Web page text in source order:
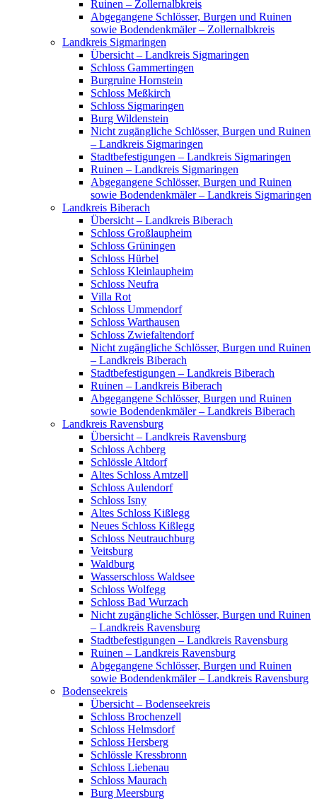
Ruinen – Zollernalbkreis
Abgegangene Schlösser, Burgen und Ruinen
sowie Bodendenkmäler – Zollernalbkreis
Landkreis Sigmaringen
Übersicht – Landkreis Sigmaringen
Schloss Gammertingen
Burgruine Hornstein
Schloss Meßkirch
Schloss Sigmaringen
Burg Wildenstein
Nicht zugängliche Schlösser, Burgen und Ruinen
– Landkreis Sigmaringen
Stadtbefestigungen – Landkreis Sigmaringen
Ruinen – Landkreis Sigmaringen
Abgegangene Schlösser, Burgen und Ruinen
sowie Bodendenkmäler – Landkreis Sigmaringen
Landkreis Biberach
Übersicht – Landkreis Biberach
Schloss Großlaupheim
Schloss Grüningen
Schloss Hürbel
Schloss Kleinlaupheim
Schloss Neufra
Villa Rot
Schloss Ummendorf
Schloss Warthausen
Schloss Zwiefaltendorf
Nicht zugängliche Schlösser, Burgen und Ruinen
– Landkreis Biberach
Stadtbefestigungen – Landkreis Biberach
Ruinen – Landkreis Biberach
Abgegangene Schlösser, Burgen und Ruinen
sowie Bodendenkmäler – Landkreis Biberach
Landkreis Ravensburg
Übersicht – Landkreis Ravensburg
Schloss Achberg
Schlössle Altdorf
Altes Schloss Amtzell
Schloss Aulendorf
Schloss Isny
Altes Schloss Kißlegg
Neues Schloss Kißlegg
Schloss Neutrauchburg
Veitsburg
Waldburg
Wasserschloss Waldsee
Schloss Wolfegg
Schloss Bad Wurzach
Nicht zugängliche Schlösser, Burgen und Ruinen
– Landkreis Ravensburg
Stadtbefestigungen – Landkreis Ravensburg
Ruinen – Landkreis Ravensburg
Abgegangene Schlösser, Burgen und Ruinen
sowie Bodendenkmäler – Landkreis Ravensburg
Bodenseekreis
Übersicht – Bodenseekreis
Schloss Brochenzell
Schloss Helmsdorf
Schloss Hersberg
Schlössle Kressbronn
Schloss Liebenau
Schloss Maurach
Burg Meersburg